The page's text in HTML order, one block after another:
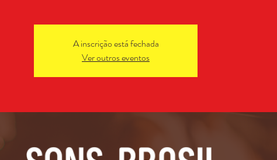
A inscrição está fechada
Ver outros eventos